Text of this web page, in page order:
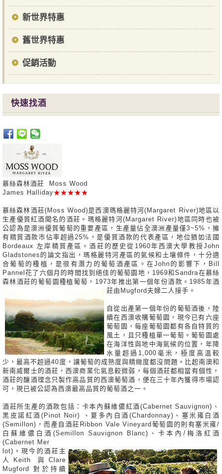
新世界特惠
舊世界特惠
促銷活動
快速找酒
慕絲森林酒莊 Moss Wood
James Halliday★★★★★
慕絲森林酒莊(Moss Wood)是西澳瑪格麗特河(Margaret River)地區以
生產優質紅酒聞名的酒莊。瑪格麗特河(Margaret River)地區同時也被
公認為是澳洲優質葡萄的重要產區，生產量佔全澳洲產量僅3~5%，擁
有精質酒款市佔率超過25%，是優質酒款的代表產區，地位猶如法國
Bordeaux 左岸精質產區。酒莊的歷史從1960年西澳大學教授John
Gladstones的論文指出，瑪格麗特河產區的氣候和土壤條件，十分適
合葡萄的種植，是很有潛力的葡萄酒產區。在John的影響下，Bill
Pannel花了六個月的時間找到絕佳的葡萄園地，1969和Sandra在慕絲
森林酒莊的葡萄園種植葡萄，1973年推出第一個年份酒款。1985年酒
莊由Mugford夫婦二人接手。
自從出產第一個年份的葡萄酒後，陸
續在西澳收購葡萄園，現今已有六座
葡萄園，每座葡萄園都有各自特質的
風土，且只種植單一葡萄。葡萄園處
在海洋性與地中海氣候的位置，年降
水量超過1,000毫米，極度高溫較
少，最高不超過40度，讓葡萄的成熟度與精緻度都沒問題。比起南澳和
新南威爾士的酒莊，西澳商業化氣息較微弱，每個酒莊都相當有個性，
酒莊的釀酒理念只製作高品質的西澳葡萄酒，便在三十年內獲得市場認
可，現已被公認為西澳最高品質的葡萄酒之一。
酒莊所生產的酒款包括：卡本內蘇維儂紅酒(Cabernet Sauvignon)、
黑皮諾紅酒(Pinot Noir) 、夏多內白酒(Chardonnay)、塞米雍白酒
(Semillon)，而產自酒莊Ribbon Vale Vineyard葡萄園的則有塞米雍/
白蘇維儂白酒(Semillon Sauvignon Blanc)、卡本內/梅洛紅酒
(Cabernet Mer
lot)。現今的酒莊主
人Keith 與Clare
Mugford 對於持續